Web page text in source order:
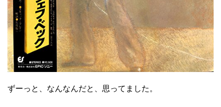
ずーっと、なんなんだと、思ってました。